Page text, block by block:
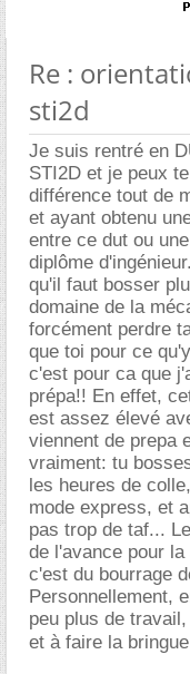
Re :
sti2d
Je suis rentré en
STI2D et je peux
différence tout de
et ayant obtenu
entre ce dut ou
diplôme
qu'il faut bosser
domaine de la
forcément perdre
que toi pour ce
c'est pour ca que
prépa!! En effet,
est assez élevé
viennent de prepa
vraiment: tu
les heures de
mode express, et
pas trop de taf...
de l'avance pour
c'est du bourrage
Personnellement,
peu plus de
et à faire la